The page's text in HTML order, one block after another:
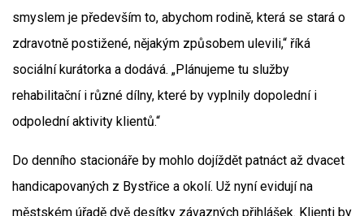
smyslem je především to, abychom rodině, která se stará o
zdravotně postižené, nějakým způsobem ulevili,“ říká
sociální kurátorka a dodává. „Plánujeme tu služby
rehabilitační i různé dílny, které by vyplnily dopolední i
odpolední aktivity klientů.“
Do denního stacionáře by mohlo dojíždět patnáct až dvacet
handicapovaných z Bystřice a okolí. Už nyní evidují na
městském úřadě dvě desítky závazných přihlášek. Klienti by